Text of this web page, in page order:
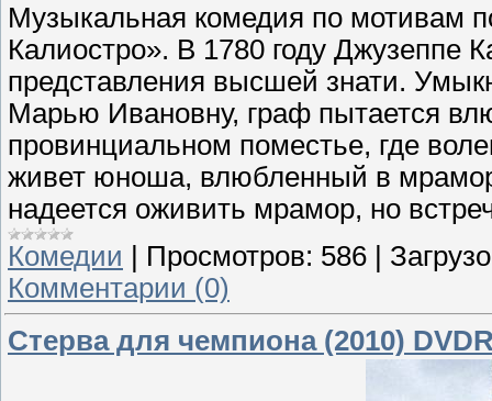
Музыкальная комедия по мотивам
Калиостро». В 1780 году Джузеппе
представления высшей знати.
Марью Ивановну, граф пытается
провинциальном поместье, где
живет юноша, влюбленный в
надеется оживить мрамор, но
Комедии
Просмотров: 586
Комментарии (0)
Стерва для чемпиона (2010)